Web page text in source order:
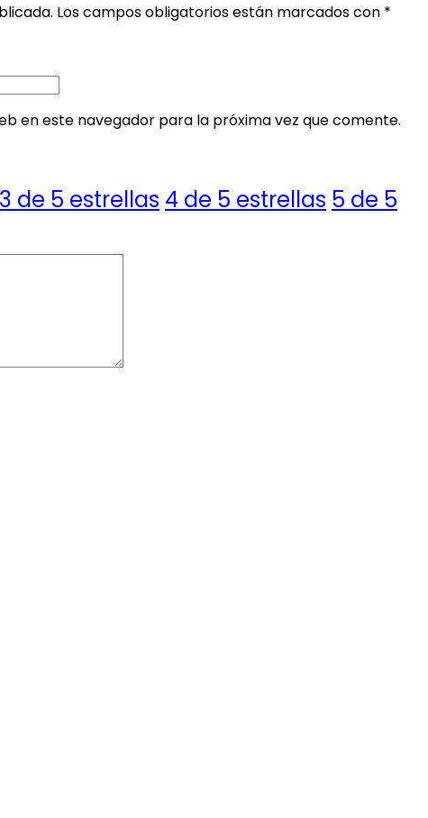
Los campos obligatorios están marcados con *
en este navegador para la próxima vez que comente.
3 de 5 estrellas 4 de 5 estrellas 5 de 5